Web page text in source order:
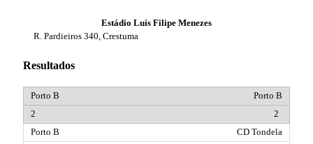
Estádio Luís Filipe Menezes
R. Pardieiros 340, Crestuma
Resultados
Porto B
2
CD Tondela